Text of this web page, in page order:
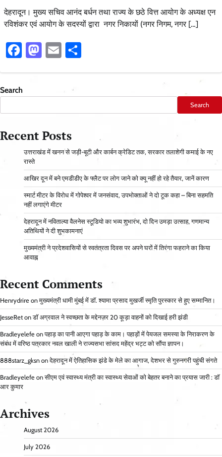
देहरादून। मुख्य सचिव आनंद बर्धन तथा राज्य के छठे वित्त आयोग के अध्यक्ष एन
रविशंकर एवं आयोग के सदस्यों द्वारा नगर निकायों (नगर निगम, नगर […]
Facebook
Mastodon
Email
Search
Search
Recent Posts
उत्तराखंड में खनन से जड़ी-बूटी और कार्बन क्रेडिट तक, सरकार तलाशेगी कमाई के नए
रास्ते
आ​खिर दून में बने एमडीडीए के फ्लैट पर लोग जाने को क्यू नहीं हो रहे तैयार, जानें कारण
स्मार्ट मीटर के विरोध में गोपेश्वर में जनसंवाद, उपभोक्ताओं ने दो टूक कहा – बिना सहमति
नहीं लगाएंगे मीटर
देहरादून में नविताल्या वैलनेस स्टूडियो का भव्य शुभारंभ, दो दिन उमड़ा उत्साह, गणमान्य
अतिथियों ने दी शुभकामनाएं
मुख्यमंत्री ने प्रदेशवासियों से स्वतंत्रता दिवस पर अपने घरों में तिरंगा फहराने का किया
आवाह्न
Recent Comments
Henrydrire onमुख्यमंत्री धामी मुंबई में डॉ. श्यामा प्रसाद मुखर्जी स्मृति पुरस्कार से हुए सम्मानित।
JesseRet onडॉ अग्रवाल ने स्वच्छता के मद्देनज़र 20 कूड़ा वाहनों को दिखाई हरी झंडी
Bradleyelefe onपहाड़ का पानी आएगा पहाड़ के काम। पहाड़ों में पेयजल समस्या के निराकरण के
संबंध में वरिष्ठ पत्रकार नवल खाली ने राज्यसभा सांसद महेंद्र भट्ट को सौंपा ज्ञापन।
888starz_gksn onदेहरादून में ऐतिहासिक झंडे के मेले का आगाज, देशभर से गुरुनगरी पहुंची संगते
Bradleyelefe onसीएम एवं स्वास्थ्य मंत्री का स्वास्थ्य सेवाओं को बेहतर बनाने का प्रयास जारी : डॉ
आर कुमार
Archives
August 2026
July 2026